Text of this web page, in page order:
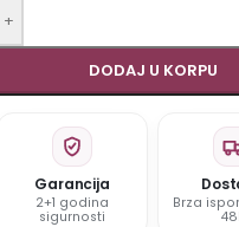
+
DODAJ U KORPU
Garancija
2+1 godina
sigurnosti
Brza